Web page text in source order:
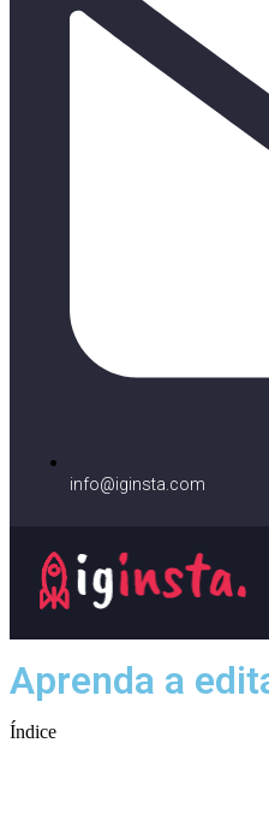
info@iginsta.com
Aprenda a
Índice